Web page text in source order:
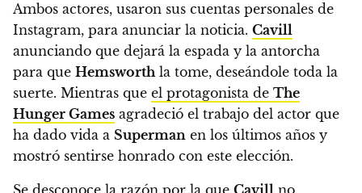
Ambos actores, usaron sus cuentas personales de
Instagram, para anunciar la noticia. Cavill
anunciando que dejará la espada y la antorcha
para que Hemsworthla tome, deseándole toda la
suerte. Mientras que el protagonista de The
Hunger Games agradeció el trabajo del actor que
ha dado vida a Superman en los últimos años y
mostró sentirse honrado con este elección.